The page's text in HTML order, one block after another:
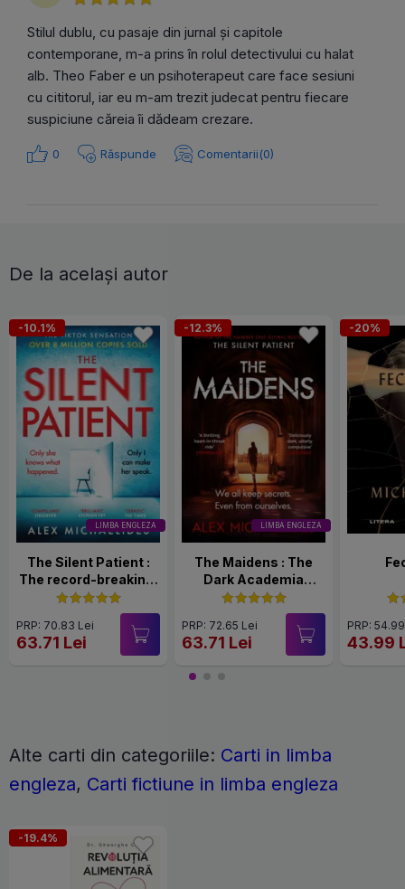
Stilul dublu, cu pasaje din jurnal și capitole
contemporane, m-a prins în rolul detectivului cu halat
alb. Theo Faber e un psihoterapeut care face sesiuni
cu cititorul, iar eu m-am trezit judecat pentru fiecare
suspiciune căreia îi dădeam crezare.
0 Răspunde Comentarii(0)
De la același autor
LIMBA ENGLEZA
-10.1%
The Silent Patient :
The record-breaking,
multimillion copy
Sunday Times
bestselling thriller
and TikTok sensation
PRP: 70.83 Lei
63.71 Lei
LIMBA ENGLEZA
-12.3%
The Maidens : The
Dark Academia
Thriller from the
author of TikTok
sensation The Silent
Patient
PRP: 72.65 Lei
63.71 Lei
-20%
PRP:
43.99
Alte carti din categoriile: Carti in limba
engleza, Carti fictiune in limba engleza
-19.4%